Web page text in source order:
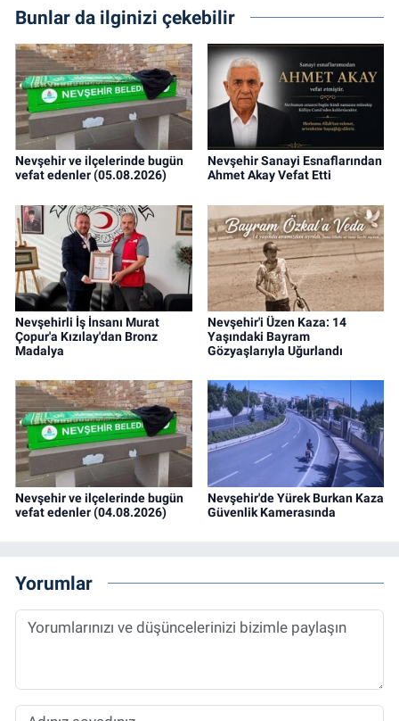
Bunlar da ilginizi çekebilir
Nevşehir ve ilçelerinde bugün
vefat edenler (05.08.2026)
Nevşehir Sanayi Esnaflarından
Ahmet Akay Vefat Etti
Nevşehirli İş İnsanı Murat
Çopur'a Kızılay'dan Bronz
Madalya
Nevşehir'i Üzen Kaza: 14
Yaşındaki Bayram
Gözyaşlarıyla Uğurlandı
Nevşehir ve ilçelerinde bugün
vefat edenler (04.08.2026)
Nevşehir'de Yürek Burkan Kaza
Güvenlik Kamerasında
Yorumlar